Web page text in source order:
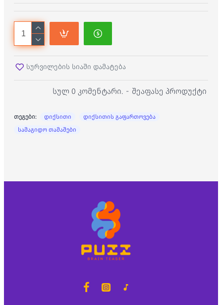
სულ 0 კომენტარი. - შეაფასე პროდუქტი
სურვილების სიაში დამატება
თეგები: დიქსითი
დიქსითის გაფართოვება
სამაგიდო თამაშები